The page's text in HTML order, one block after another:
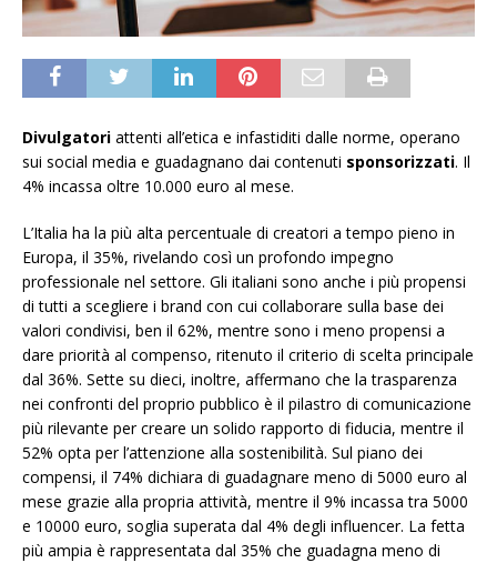
Divulgatori attenti all’etica e infastiditi dalle norme, operano
sui social media e guadagnano dai contenuti sponsorizzati. Il
4% incassa oltre 10.000 euro al mese.
L’Italia ha la più alta percentuale di creatori a tempo pieno in
Europa, il 35%, rivelando così un profondo impegno
professionale nel settore. Gli italiani sono anche i più propensi
di tutti a scegliere i brand con cui collaborare sulla base dei
valori condivisi, ben il 62%, mentre sono i meno propensi a
dare priorità al compenso, ritenuto il criterio di scelta principale
dal 36%. Sette su dieci, inoltre, affermano che la trasparenza
nei confronti del proprio pubblico è il pilastro di comunicazione
più rilevante per creare un solido rapporto di fiducia, mentre il
52% opta per l’attenzione alla sostenibilità. Sul piano dei
compensi, il 74% dichiara di guadagnare meno di 5000 euro al
mese grazie alla propria attività, mentre il 9% incassa tra 5000
e 10000 euro, soglia superata dal 4% degli influencer. La fetta
più ampia è rappresentata dal 35% che guadagna meno di